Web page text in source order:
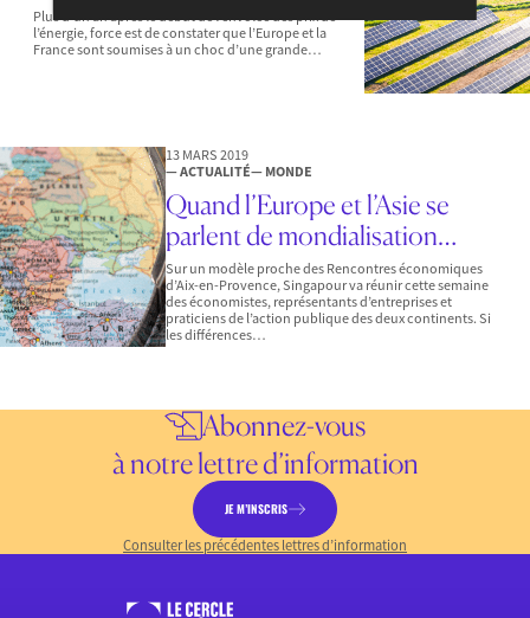
Plus d’un an après le début de l’envolée des prix de
l’énergie, force est de constater que l’Europe et la
France sont soumises à un choc d’une grande…
13 MARS 2019
— ACTUALITÉ— MONDE
Quand l’Europe et l’Asie se
parlent de mondialisation…
Sur un modèle proche des Rencontres économiques
d’Aix-en-Provence, Singapour va réunir cette semaine
des économistes, représentants d’entreprises et
praticiens de l’action publique des deux continents. Si
les différences…
Abonnez-vous
à notre lettre d’information
JE M’INSCRIS
Consulter les précédentes lettres d’information